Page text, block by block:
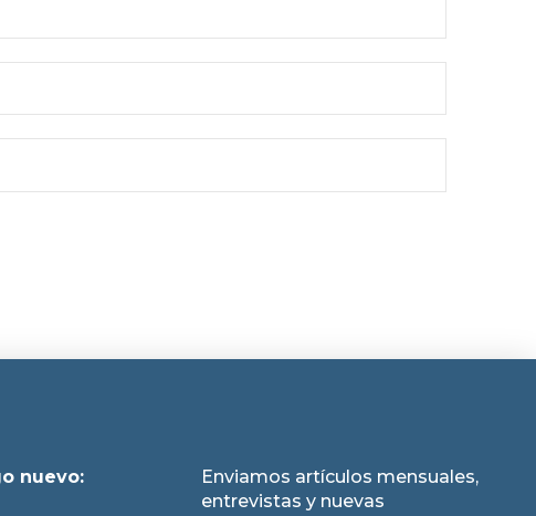
nuevo:
Enviamos artículos mensuales,
entrevistas y nuevas